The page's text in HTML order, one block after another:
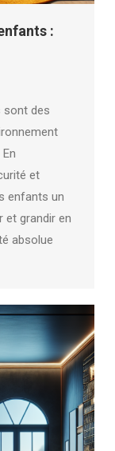
:
sont des
et
enfants un
et grandir en
absolue